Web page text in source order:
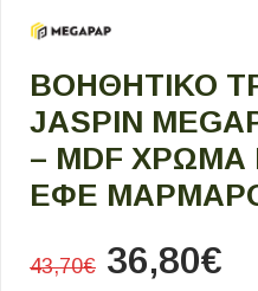
ΒΟΗΘΗΤΙΚΌ
JASPIN
– MDF
ΕΦΈ
43,70€ 36,80€